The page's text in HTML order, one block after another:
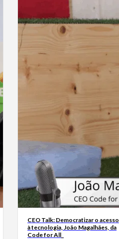
CEO Talk: Democratizar o acesso
à tecnologia, João Magalhães, da
Code for All_